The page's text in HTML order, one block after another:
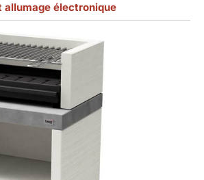
allumage électronique